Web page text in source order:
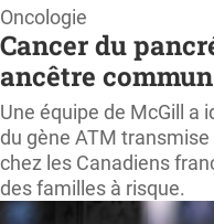
Page
d'accueil
Oncologie
Cancer du
ancêtre commun
Une équipe de McGill a
du gène ATM
chez les Canadiens
des familles à risque.